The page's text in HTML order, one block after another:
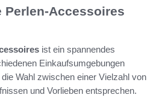
Accessoires
ist ein spannendes
Einkaufsumgebungen
Wahl zwischen einer Vielzahl von
und Vorlieben entsprechen.